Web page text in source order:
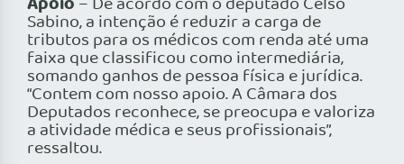
Sabino, a intenção é reduzir a carga de
tributos para os médicos com renda até uma
faixa que classificou como intermediária,
somando ganhos de pessoa física e jurídica.
“Contem com nosso apoio. A Câmara dos
Deputados reconhece, se preocupa e valoriza
a atividade médica e seus profissionais”,
ressaltou.